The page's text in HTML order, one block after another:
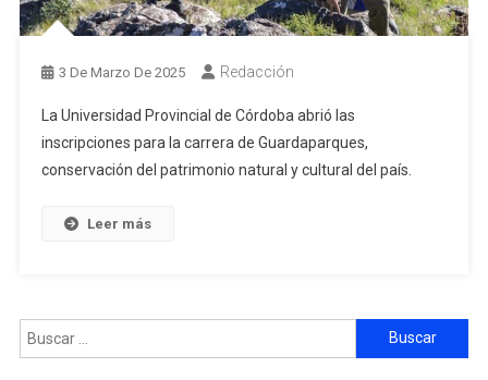
3 De Marzo De 2025 Redacción
La Universidad Provincial de Córdoba abrió las
inscripciones para la carrera de Guardaparques,
conservación del patrimonio natural y cultural del país.
Leer más